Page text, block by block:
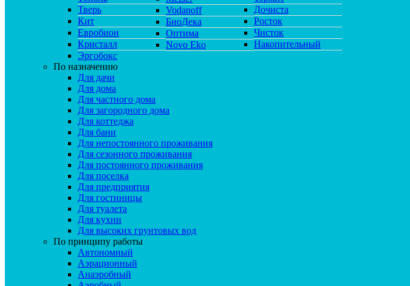
Тверь
Кит
Евробион
Кристалл
Эргобокс
Vodanoff
БиоДека
Оптима
Novo Eko
Дочиста
Росток
Чисток
Накопительный
По назначению
Для дачи
Для дома
Для частного дома
Для загородного дома
Для коттеджа
Для бани
Для непостоянного проживания
Для сезонного проживания
Для постоянного проживания
Для поселка
Для предприятия
Для гостиницы
Для туалета
Для кухни
Для высоких грунтовых вод
По принципу работы
Автономный
Аэрационный
Анаэробный